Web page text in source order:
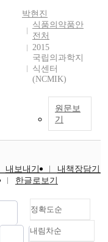
박현진
식품의약품안
전처
2015
국립의과학지
식센터
(NCMIK)
원문보
기
내보내기
내책장담기
한글로보기
정확도순
정확도
내림차순